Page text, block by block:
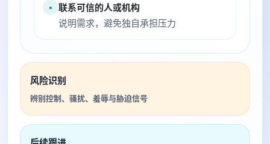
• 联系可信的人或机构
说明需求，避免独自承担压力
风险识别
辨别控制、骚扰、羞辱与胁迫信号